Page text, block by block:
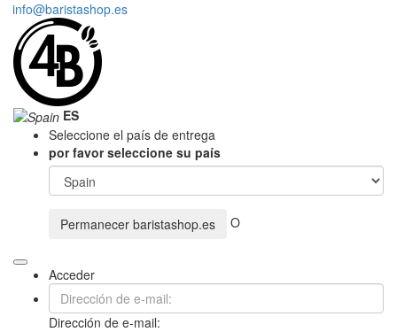
info@baristashop.es
ES
Seleccione el país de entrega
por favor seleccione su país
Permanecer baristashop.es O
Acceder
Dirección de e-mail: